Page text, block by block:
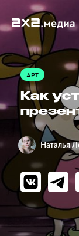
АРТ
Как
Наталья